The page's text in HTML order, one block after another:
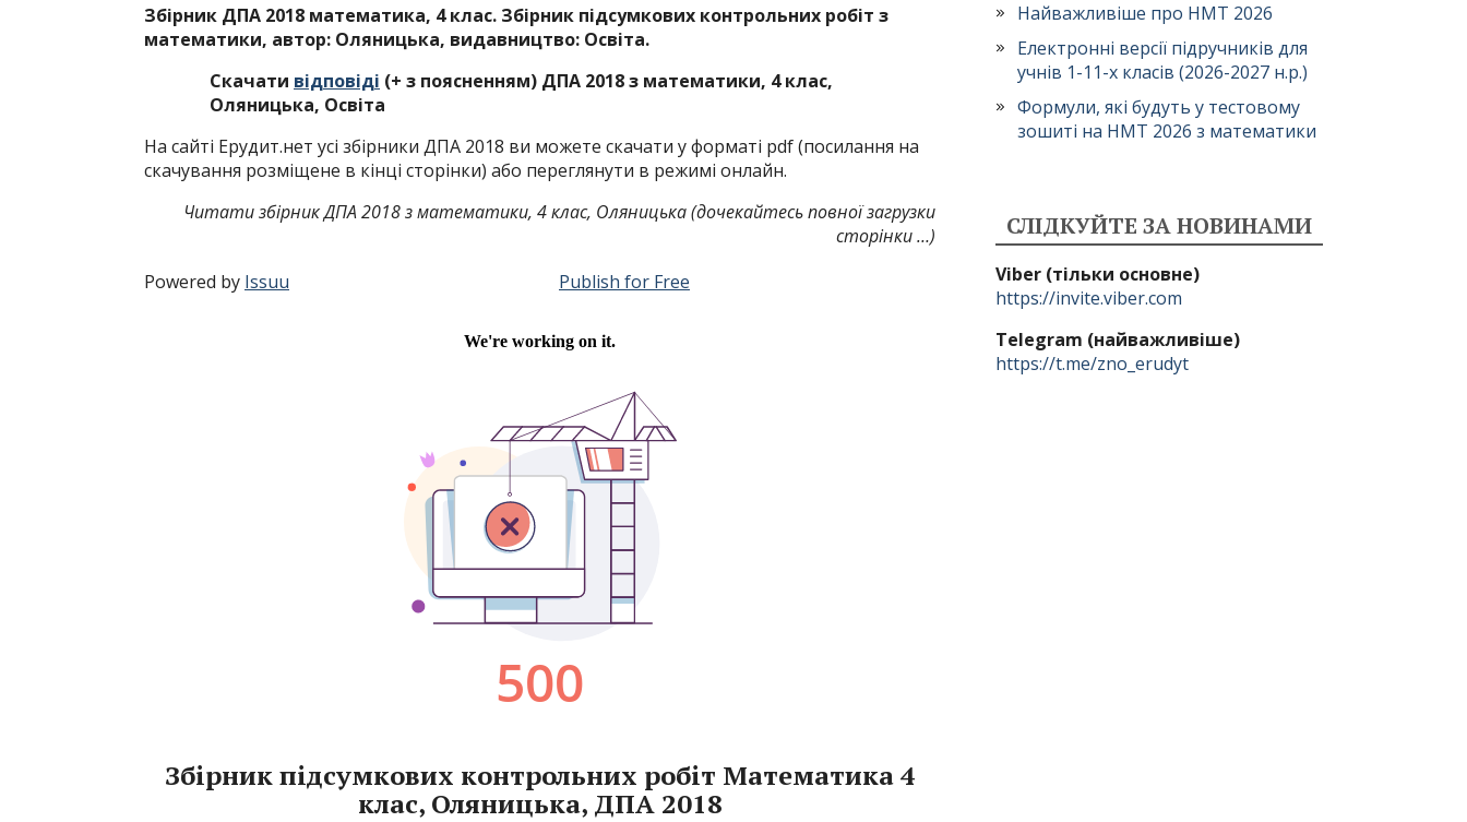
Збірник ДПА 2018 математика, 4 клас. Збірник підсумкових контрольних робіт з
математики, автор: Оляницька, видавництво: Освіта.
Скачати відповіді (+ з поясненням) ДПА 2018 з математики, 4 клас,
Оляницька, Освіта
На сайті Ерудит.нет усі збірники ДПА 2018 ви можете скачати у форматі pdf (посилання на
скачування розміщене в кінці сторінки) або переглянути в режимі онлайн.
Читати збірник ДПА 2018 з математики, 4 клас, Оляницька (дочекайтесь повної загрузки
сторінки …)
Powered by Issuu Publish for Free
Збірник підсумкових контрольних робіт Математика 4
клас, Оляницька, ДПА 2018
Найважливіше про НМТ 2026
Електронні версії підручників для
учнів 1-11-х класів (2026-2027 н.р.)
Формули, які будуть у тестовому
зошиті на НМТ 2026 з математики
СЛІДКУЙТЕ ЗА НОВИНАМИ
Viber (тільки основне)
https://invite.viber.com
Telegram (найважливіше)
https://t.me/zno_erudyt